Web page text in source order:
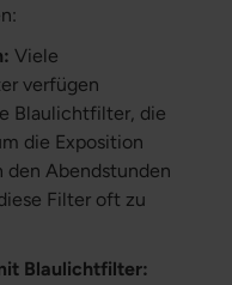
Viele
verfügen
Blaulichtfilter, die
die Exposition
den Abendstunden
Filter oft zu
Blaulichtfilter: